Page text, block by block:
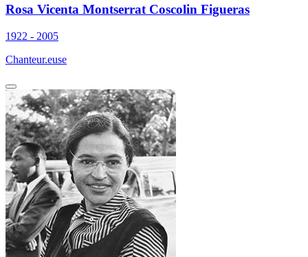
Rosa Vicenta Montserrat Coscolin Figueras
1922 - 2005
Chanteur.euse